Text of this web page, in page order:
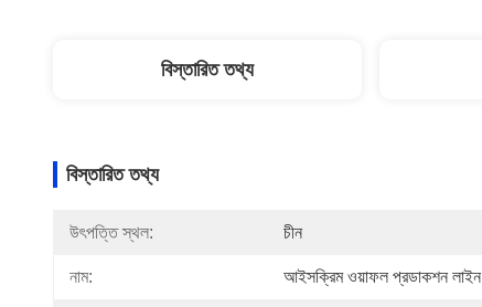
বিস্তারিত তথ্য
বিস্তারিত তথ্য
উৎপত্তি স্থল: চীন
নাম: আইসক্রিম ওয়াফল প্রডাকশন লাইন